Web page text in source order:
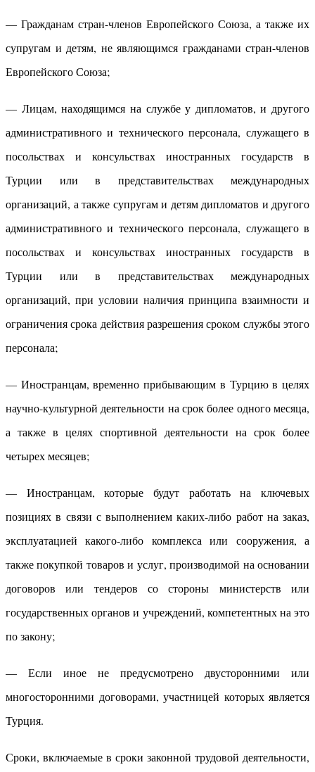
— Гражданам стран-членов Европейского Союза, а также их
супругам и детям, не являющимся гражданами стран-членов
Европейского Союза;
— Лицам, находящимся на службе у дипломатов, и другого
административного и технического персонала, служащего в
посольствах и консульствах иностранных государств в
Турции или в представительствах международных
организаций, а также супругам и детям дипломатов и другого
административного и технического персонала, служащего в
посольствах и консульствах иностранных государств в
Турции или в представительствах международных
организаций, при условии наличия принципа взаимности и
ограничения срока действия разрешения сроком службы этого
персонала;
— Иностранцам, временно прибывающим в Турцию в целях
научно-культурной деятельности на срок более одного месяца,
а также в целях спортивной деятельности на срок более
четырех месяцев;
— Иностранцам, которые будут работать на ключевых
позициях в связи с выполнением каких-либо работ на заказ,
эксплуатацией какого-либо комплекса или сооружения, а
также покупкой товаров и услуг, производимой на основании
договоров или тендеров со стороны министерств или
государственных органов и учреждений, компетентных на это
по закону;
— Если иное не предусмотрено двусторонними или
многосторонними договорами, участницей которых является
Турция.
Сроки, включаемые в сроки законной трудовой деятельности,